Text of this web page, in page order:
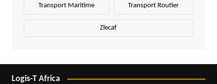
Transport Maritime Transport Routier
Zlecaf
Logis-T Africa